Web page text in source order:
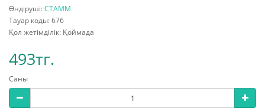
Өндіруші:СТАММ
Тауар коды: 676
Қол жетімділік: Қоймада
493тг.
Саны